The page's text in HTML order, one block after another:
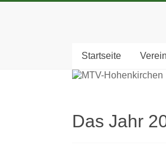
Startseite Verein
Das Jahr